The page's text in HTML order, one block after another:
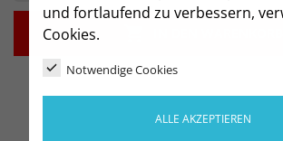
und fortlaufend zu verbessern,
Cookies.
Notwendige Cookies
ALLE AKZEPTIEREN